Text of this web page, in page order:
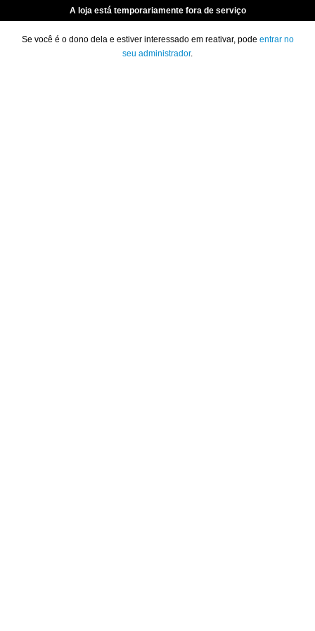
A loja está temporariamente fora de serviço
Se você é o dono dela e estiver interessado em reativar, pode entrar no
seu administrador.